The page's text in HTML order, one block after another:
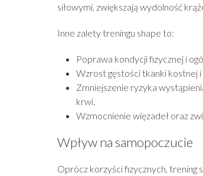
siłowymi, zwiększają wydolność
Inne zalety treningu shape to:
Poprawa kondycji fizycznej i
Wzrost gęstości tkanki kostnej
Zmniejszenie ryzyka
krwi.
Wzmocnienie więzadeł oraz
Wpływ na samopoczucie
Oprócz korzyści fizycznych, trening